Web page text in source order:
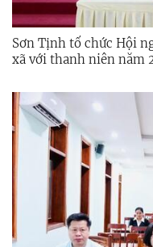
Sơn Tịnh tổ chức Hội
xã với thanh niên năm